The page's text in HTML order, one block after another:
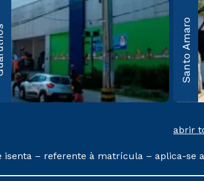
Lobos
Imperatriz
550 Vila
São
SP CEP: 05305-
Saiba mais
Av.
100,
Santo Amaro
abrir
– referente à matrícula – aplica-se